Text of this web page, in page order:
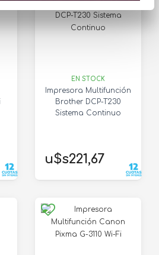
EN STOCK
Impresora Multifunción
Brother DCP-T230
Sistema Continuo
u$s221,67